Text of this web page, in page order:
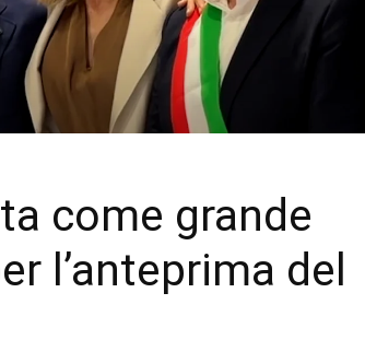
come grande
l’anteprima del